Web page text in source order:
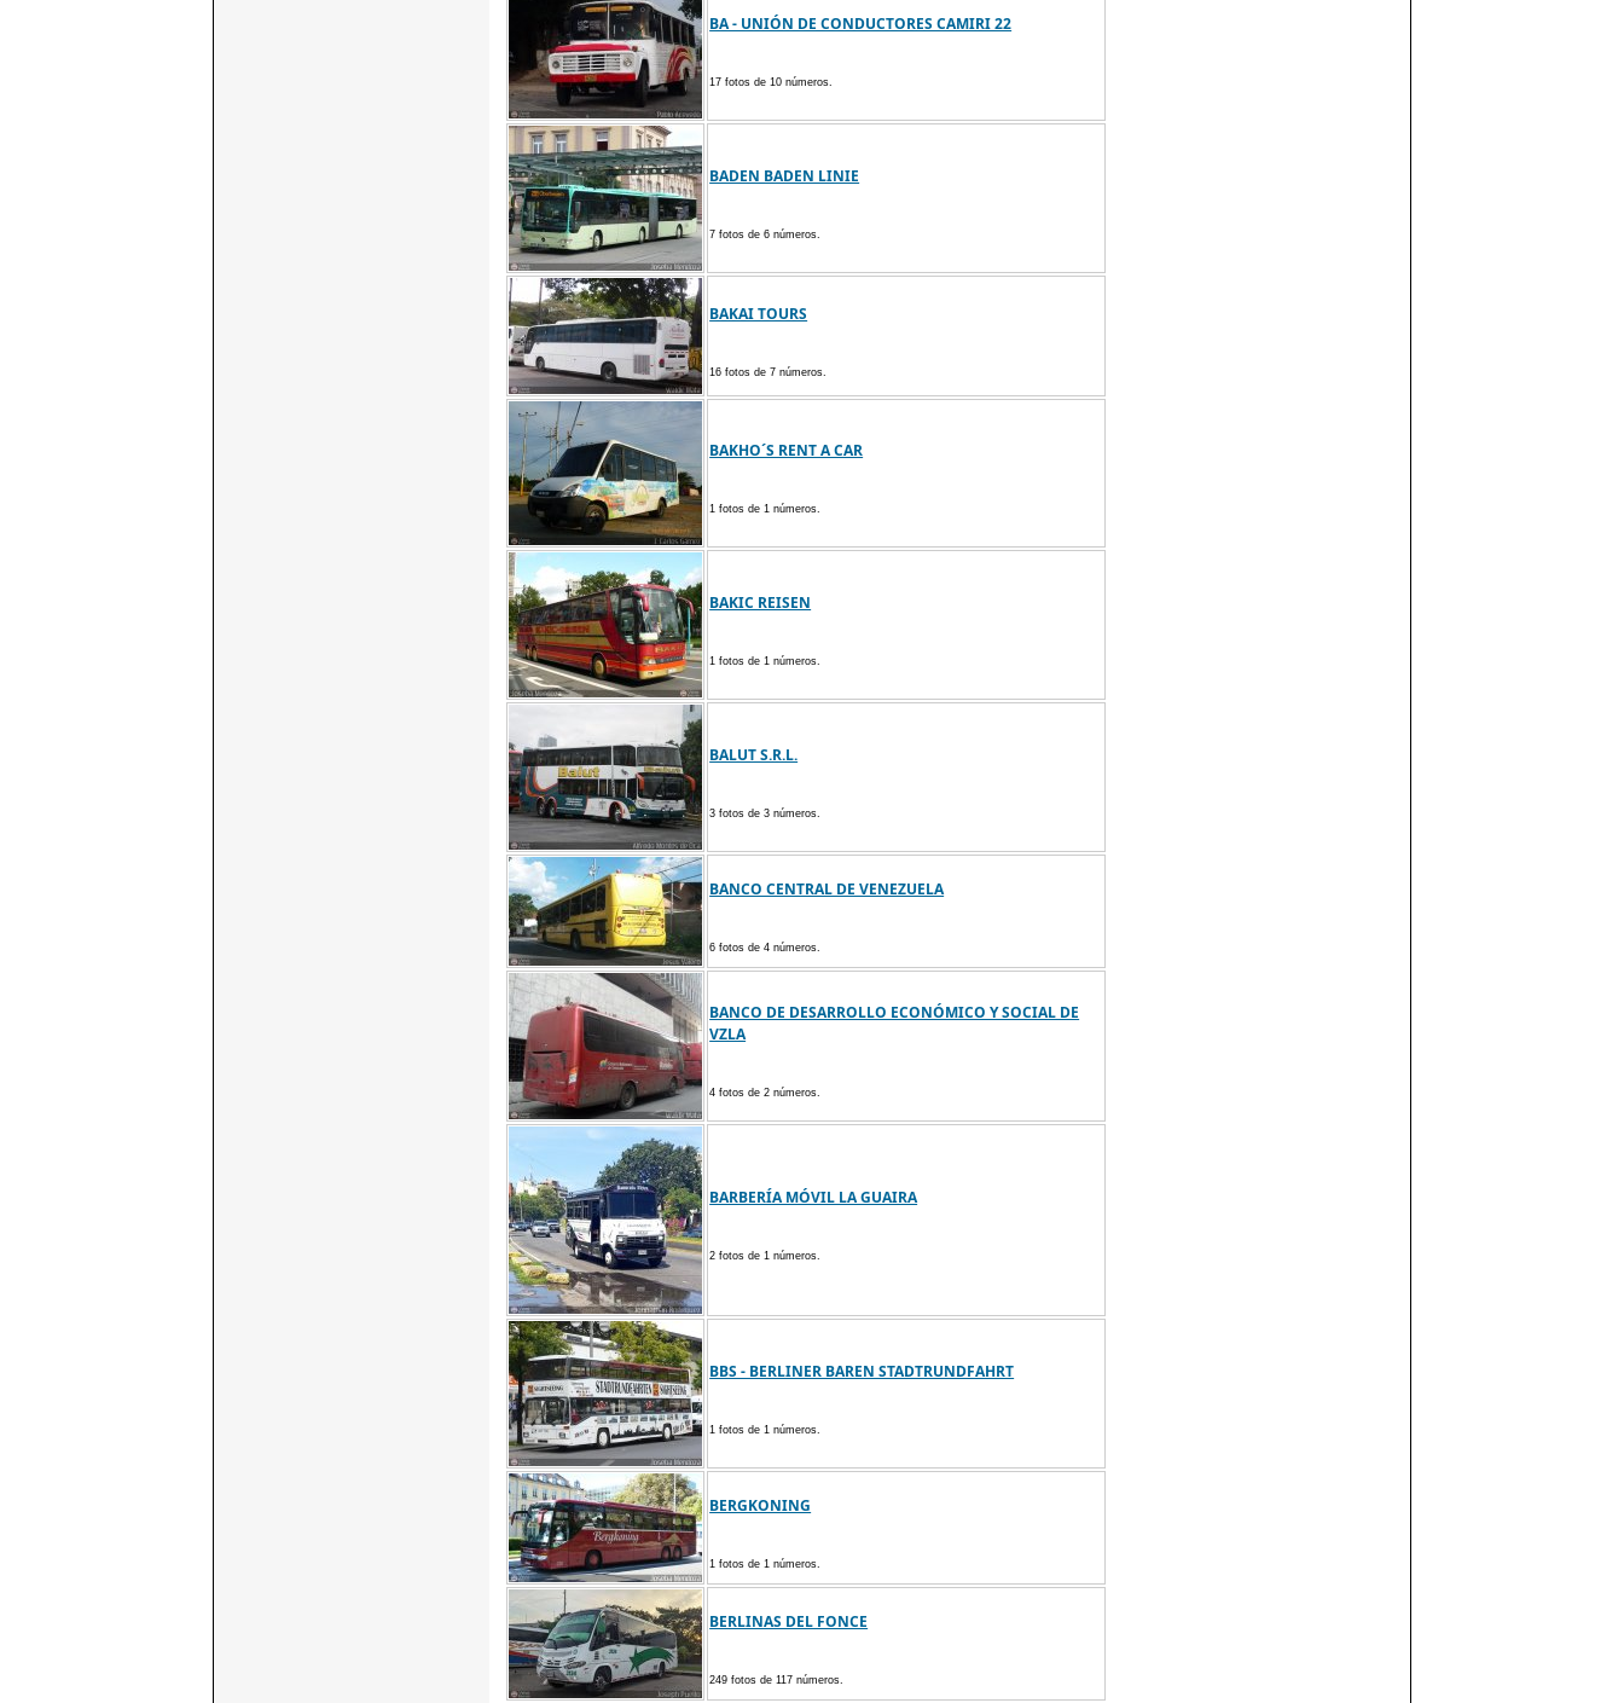
BA - UNIÓN DE CONDUCTORES CAMIRI 22
17 fotos de 10 números.
BADEN BADEN LINIE
7 fotos de 6 números.
BAKAI TOURS
16 fotos de 7 números.
BAKHO´S RENT A CAR
1 fotos de 1 números.
BAKIC REISEN
1 fotos de 1 números.
BALUT S.R.L.
3 fotos de 3 números.
BANCO CENTRAL DE VENEZUELA
6 fotos de 4 números.
BANCO DE DESARROLLO ECONÓMICO Y SOCIAL DE
VZLA
4 fotos de 2 números.
BARBERÍA MÓVIL LA GUAIRA
2 fotos de 1 números.
BBS - BERLINER BAREN STADTRUNDFAHRT
1 fotos de 1 números.
BERGKONING
1 fotos de 1 números.
BERLINAS DEL FONCE
249 fotos de 117 números.